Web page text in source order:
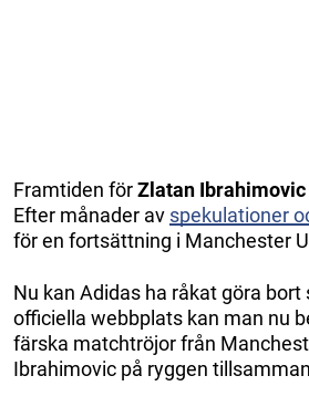
Framtiden förZlatan Ibrahimovic
Efter månader av spekulationer
för en fortsättning i Manchester
Nu kan Adidas ha råkat göra bort
officiella webbplats kan man nu
färska matchtröjor från
Ibrahimovic på ryggen